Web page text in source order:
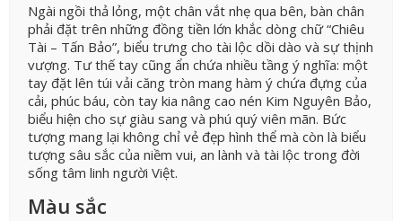
Ngài ngồi thả lỏng, một chân vắt nhẹ qua bên, bàn chân
phải đặt trên những đồng tiền lớn khắc dòng chữ “Chiêu
Tài – Tấn Bảo”, biểu trưng cho tài lộc dồi dào và sự thịnh
vượng. Tư thế tay cũng ẩn chứa nhiều tầng ý nghĩa: một
tay đặt lên túi vải căng tròn mang hàm ý chứa đựng của
cải, phúc báu, còn tay kia nâng cao nén Kim Nguyên Bảo,
biểu hiện cho sự giàu sang và phú quý viên mãn. Bức
tượng mang lại không chỉ vẻ đẹp hình thể mà còn là biểu
tượng sâu sắc của niềm vui, an lành và tài lộc trong đời
sống tâm linh người Việt.
Màu sắc